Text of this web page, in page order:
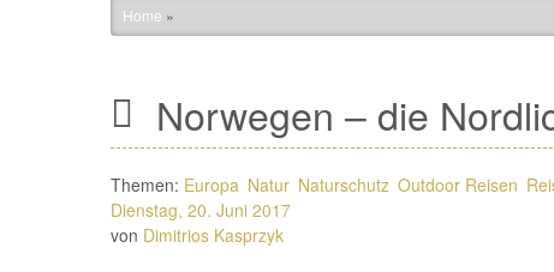
Home »
Norwegen – die
Themen: Europa Natur Naturschutz Outdoor Reisen
Dienstag, 20. Juni 2017
von Dimitrios Kasprzyk